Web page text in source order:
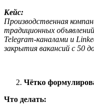
Кейс:
Производственная
традиционных
Telegram-каналами и
закрытия вакансий с 50
Чётко
Что делать: